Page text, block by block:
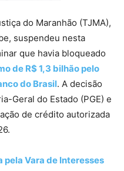
do Maranhão (TJMA),
suspendeu nesta
que havia bloqueado
de R$ 1,3 bilhão pelo
do Brasil. A decisão
Geral do Estado (PGE) e
de crédito autorizada
Vara de Interesses